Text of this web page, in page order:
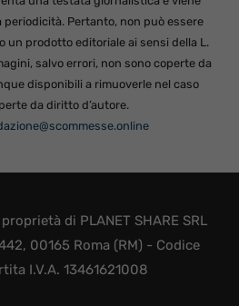
Pertanto, non può essere
un prodotto editoriale ai sensi della L.
salvo errori, non sono coperte da
disponibili a rimuoverle nel caso
da diritto d’autore.
di PLANET SHARE SRL
00165 Roma (RM) - Codice
I.V.A. 13461621008